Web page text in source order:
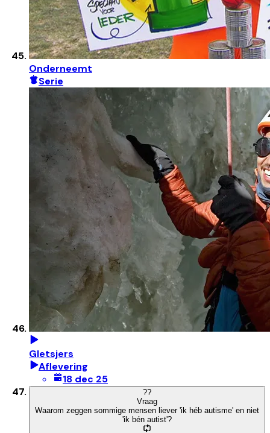
Onderneemt
Serie
Gletsjers
Aflevering
18 dec 25
??
Vraag
Waarom zeggen sommige mensen liever 'ik héb autisme' en niet
'ik bén autist'?